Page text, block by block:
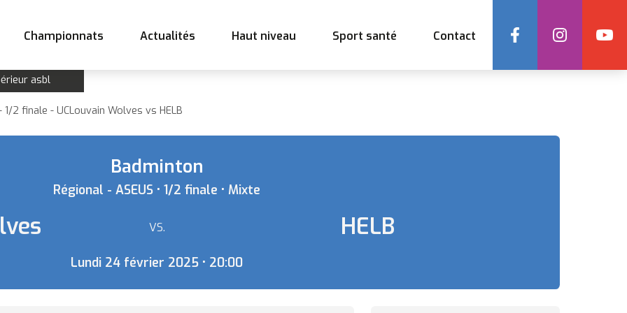
Championnats Actualités Haut niveau Sport santé Contact
Social
asbl
2 finale - UCLouvain Wolves vs HELB
Badminton
Régional - ASEUS • 1/2 finale • Mixte
VS. HELB
Lundi 24 février 2025 • 20:00